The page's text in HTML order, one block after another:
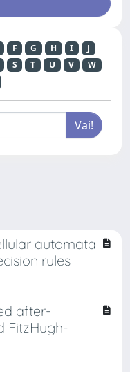
F G H I
J
S T U V
W
automata
rules
after-
FitzHugh-